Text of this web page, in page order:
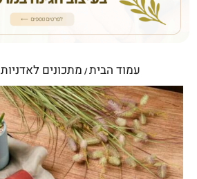
עמוד הבית/ מתכונים לאדניות